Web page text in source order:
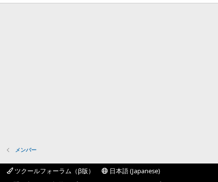
メンバー
ツクールフォーラム（β版）
日本語 (Japanese)